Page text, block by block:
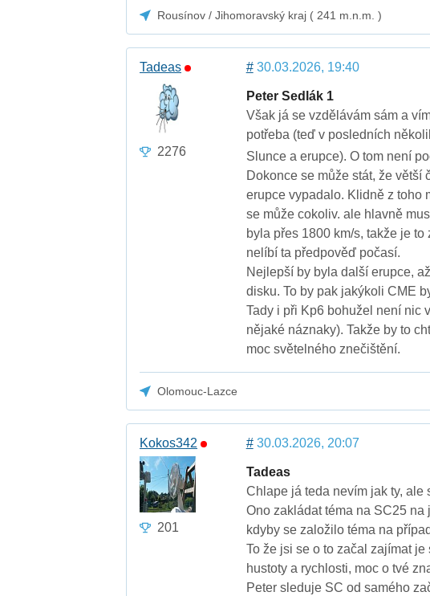
Rousínov / Jihomoravský kraj ( 241 m.n.m. )
Tadeas
2276
#30.03.2026, 19:40
Peter Sedlák 1
Však já se vzdělávám sám a
potřeba (teď v posledních
Slunce a erupce). O tom není
Dokonce se může stát, že větší
erupce vypadalo. Klidně z toho
se může cokoliv. ale hlavně
byla přes 1800 km/s, takže je
nelíbí ta předpověď počasí.
Nejlepší by byla další erupce,
disku. To by pak jakýkoli CME
Tady i při Kp6 bohužel není nic
nějaké náznaky). Takže by to
moc světelného znečištění.
Olomouc-Lazce
Kokos342
201
#30.03.2026, 20:07
Tadeas
Chlape já teda nevím jak ty, ale
Ono zakládat téma na SC25
kdyby se založilo téma na
To že jsi se o to začal zajímat
hustoty a rychlosti, moc o tvé
Peter sleduje SC od samého